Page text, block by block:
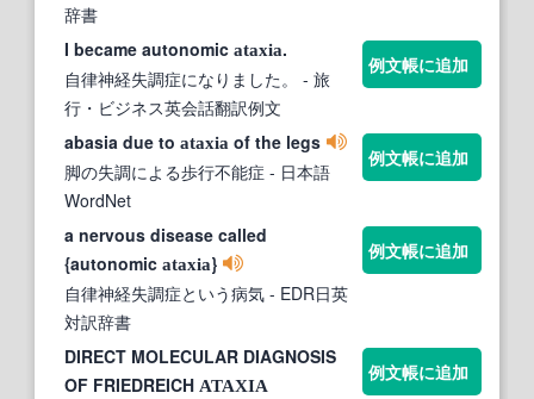
辞書
I became autonomic ataxia.
自律神経失調症になりました。
- 旅
行・ビジネス英会話翻訳例文
例文帳に追加
abasia due to ataxia of the legs
脚の失調による歩行不能症 - 日本語
WordNet
例文帳に追加
a nervous disease called
{autonomic ataxia}
自律神経失調症という病気 - EDR日英
対訳辞書
例文帳に追加
DIRECT MOLECULAR DIAGNOSIS
OF FRIEDREICH ATAXIA
例文帳に追加